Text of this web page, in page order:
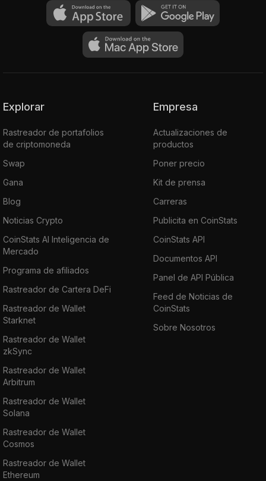
Explorar
Rastreador de portafolios
de criptomoneda
Swap
Gana
Blog
Noticias Crypto
CoinStats AI Inteligencia de
Mercado
Programa de afiliados
Rastreador de Cartera DeFi
Rastreador de Wallet
Starknet
Rastreador de Wallet
zkSync
Rastreador de Wallet
Arbitrum
Rastreador de Wallet
Solana
Rastreador de Wallet
Cosmos
Rastreador de Wallet
Ethereum
Empresa
Actualizaciones de
productos
Poner precio
Kit de prensa
Carreras
Publicita en CoinStats
CoinStats API
Documentos API
Panel de API Pública
Feed de Noticias de
CoinStats
Sobre Nosotros